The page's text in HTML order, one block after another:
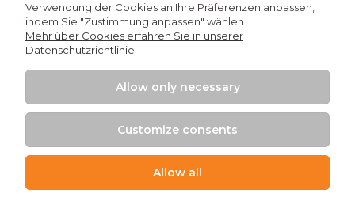
Einkaufen
Mein Konto
+48 509 926 426
Verwendung der Cookies an Ihre Präferenzen anpassen,
indem Sie "Zustimmung anpassen" wählen.
Mehr über Cookies erfahren Sie in unserer
Datenschutzrichtlinie.
Allow only necessary
Customize consents
Allow all